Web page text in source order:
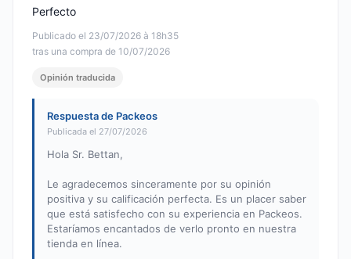
Publicado el 23/07/2026 à 18h35
tras una compra de 10/07/2026
Perfecto
Opinión traducida
Respuesta de Packeos
Publicada el 27/07/2026
Hola Sr. Bettan,
Le agradecemos sinceramente por su opinión
positiva y su calificación perfecta. Es un placer saber
que está satisfecho con su experiencia en Packeos.
Estaríamos encantados de verlo pronto en nuestra
tienda en línea.